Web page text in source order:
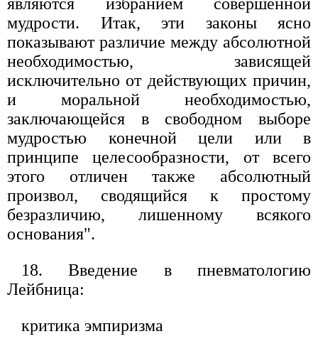
мудрости. Итак, эти законы ясно
показывают различие между абсолютной
необходимостью, зависящей
исключительно от действующих причин,
и моральной необходимостью,
заключающейся в свободном выборе
мудростью конечной цели или в
принципе целесообразности, от всего
этого отличен также абсолютный
произвол, сводящийся к простому
безразличию, лишенному всякого
основания".
18. Введение в пневматологию
Лейбница:
критика эмпиризма